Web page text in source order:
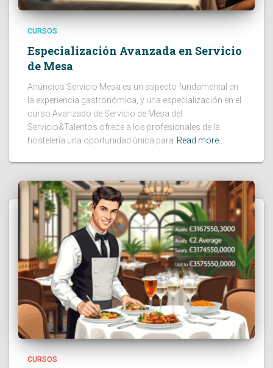
CURSOS
Especialización Avanzada en Servicio
de Mesa
Anúncios Servicio Mesa es un aspecto fundamental en
la experiencia gastronómica, y una especialización en el
curso Avanzado de Servicio de Mesa del
Servicio&Talentos ofrece a los profesionales de la
hostelería una oportunidad única para Read more…
CURSOS